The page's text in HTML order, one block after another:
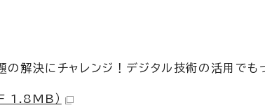
の解決にチャレンジ！デジタル技術の活用でも
1.8MB）